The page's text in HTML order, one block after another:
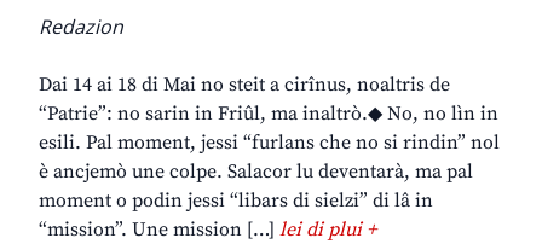
Redazion
Dai 14 ai 18 di Mai no steit a cirînus, noaltris de
“Patrie”: no sarin in Friûl, ma inaltrò.◆ No, no lìn in
esili. Pal moment, jessi “furlans che no si rindin” nol
è ancjemò une colpe. Salacor lu deventarà, ma pal
moment o podin jessi “libars di sielzi” di lâ in
“mission”. Une mission […] lei di plui +